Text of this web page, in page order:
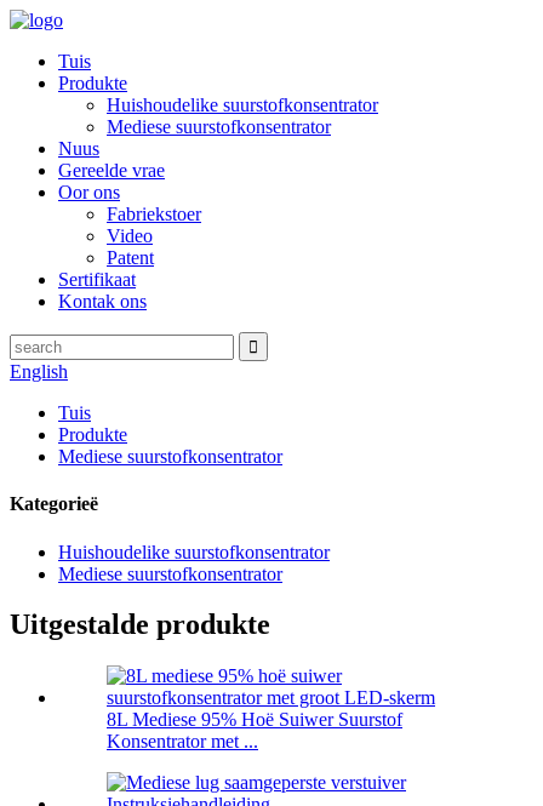
Tuis
Produkte
Huishoudelike suurstofkonsentrator
Mediese suurstofkonsentrator
Nuus
Gereelde vrae
Oor ons
Fabriekstoer
Video
Patent
Sertifikaat
Kontak ons
English
Tuis
Produkte
Mediese suurstofkonsentrator
Kategorieë
Huishoudelike suurstofkonsentrator
Mediese suurstofkonsentrator
Uitgestalde produkte
8L Mediese 95% Hoë Suiwer Suurstof
Konsentrator met ...